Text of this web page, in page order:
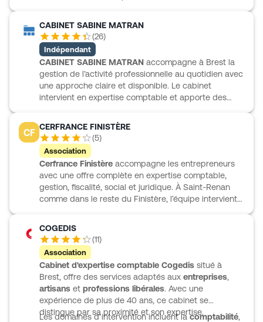
CABINET SABINE MATRAN
(26)
Indépendant
CABINET SABINE MATRAN accompagne à Brest la
gestion de l’activité professionnelle au quotidien avec
une approche claire et disponible. Le cabinet
intervient en expertise comptable et apporte des
d’entreprise jusqu’à sa finalisation. Son
accompagnement s’adresse aussi bien aux
professionnels qu’aux particuliers, ce qui lui permet
de répondre à des besoins variés avec le même souci
de proximité. Pour les dirigeants comme pour les
clients ayant besoin d’un appui comptable et de
conseils, CABINET SABINE MATRAN propose un cadre
de travail sérieux, fondé sur l’expérience et l’écoute.
CF
CERFRANCE FINISTÈRE
(5)
Association
Cerfrance Finistère accompagne les entrepreneurs
avec une offre complète en expertise comptable,
gestion, fiscalité, social et juridique. À Saint-Renan
comme dans le reste du Finistère, l’équipe intervient
d’entreprise. Le cabinet prend en charge la tenue et
la révision des comptes, les déclarations fiscales et
sociales, la paie, ainsi que le conseil en droit des
sociétés et en stratégie d’activité. L’accompagnement
s’appuie aussi sur des outils digitaux simples, avec e-
facturation, coffre-fort numérique, classeur
numérique et portail client synchronisé.
COGEDIS
(11)
Association
Cabinet d'expertise comptable Cogedis situé à
Brest, offre des services adaptés aux entreprises,
artisans et professions libérales. Avec une
expérience de plus de 40 ans, ce cabinet se
distingue par sa proximité et son expertise.
Les domaines d'intervention incluent lacomptabilité,